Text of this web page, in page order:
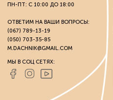
ПН-ПТ: С 10:00 ДО 18:00
ОТВЕТИМ НА ВАШИ ВОПРОСЫ:
(067) 789-13-19
(050) 703-35-85
M.DACHNIK@GMAIL.COM
МЫ В СОЦ СЕТЯХ: